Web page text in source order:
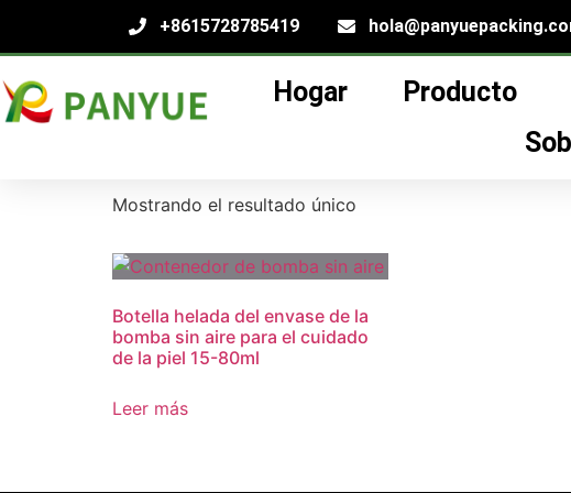
+8615728785419
Hogar Producto
Hogar/producto / Productos etiquetados “15ml
15ml Contenedor de
Mostrando el resultado único
Botella helada del envase de la
bomba sin aire para el cuidado
de la piel 15-80ml
Leer más